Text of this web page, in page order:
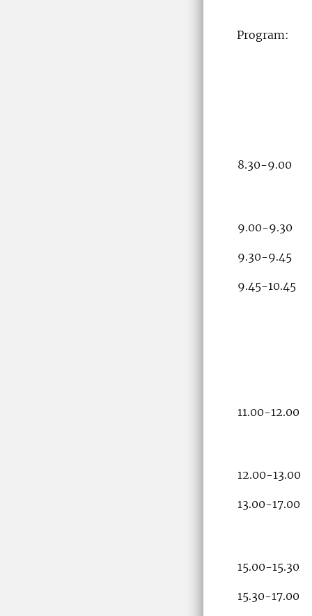
Program:
8.30-9.00
9.00-9.30
9.30-9.45
9.45-10.45
11.00-12.00
12.00-13.00
13.00-17.00
15.00-15.30
15.30-17.00